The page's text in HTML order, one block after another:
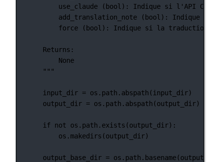
use_claude (bool): Indique si l'API
add_translation_note (bool): Indique si
force (bool): Indique si la traduction
Returns:
None
"""
input_dir = os.path.abspath(input_dir)
output_dir = os.path.abspath(output_dir)
if not os.path.exists(output_dir):
os.makedirs(output_dir)
output_base_dir =